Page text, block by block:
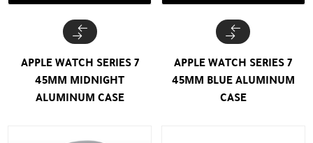
APPLE WATCH SERIES 7
45MM BLUE ALUMINUM
CASE
APPLE WATCH SERIES 7
45MM MIDNIGHT
ALUMINUM CASE